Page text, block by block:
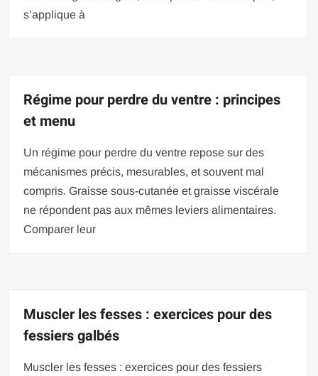
s’applique à
Régime pour perdre du ventre : principes
et menu
Un régime pour perdre du ventre repose sur des
mécanismes précis, mesurables, et souvent mal
compris. Graisse sous-cutanée et graisse viscérale
ne répondent pas aux mêmes leviers alimentaires.
Comparer leur
Muscler les fesses : exercices pour des
fessiers galbés
Muscler les fesses : exercices pour des fessiers